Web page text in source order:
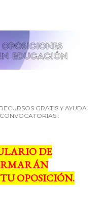
GRATIS Y AYUDA
:
DE
OPOSICIÓN.